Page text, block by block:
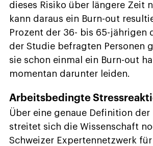
dieses Risiko über längere Zeit
kann daraus ein Burn-out
Prozent der 36- bis 65-jährigen
der Studie befragten Personen
sie schon einmal ein Burn-out
momentan darunter leiden.
Arbeitsbedingte
Über eine genaue Definition der
streitet sich die Wissenschaft
Schweizer Expertennetzwerk